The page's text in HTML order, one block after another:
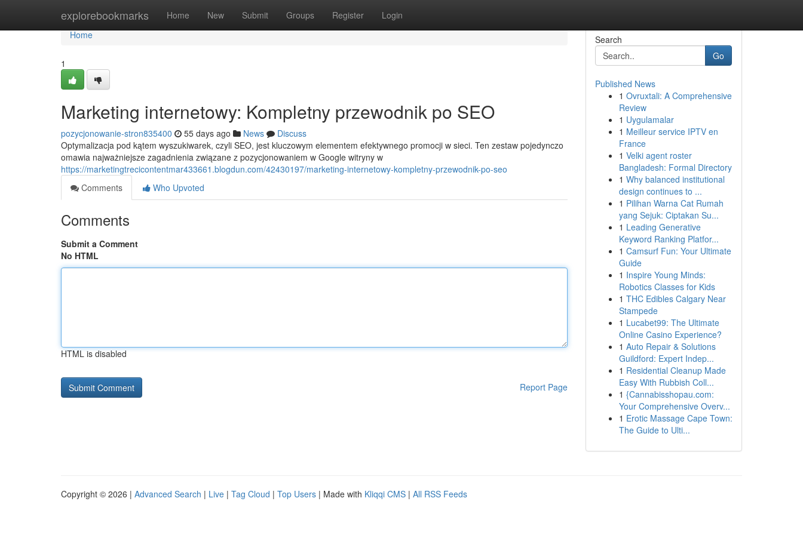
explorebookmarks Home New Submit Groups Register Login
Home
Home
1
Marketing internetowy: Kompletny przewodnik po SEO
pozycjonowanie-stron835400 55 days ago News
Discuss
Optymalizacja pod kątem wyszukiwarek, czyli SEO, jest kluczowym elementem efektywnego promocji w sieci. Ten zestaw pojedynczo
omawia najważniejsze zagadnienia związane z pozycjonowaniem w Google witryny w
https://marketingtrecicontentmar433661.blogdun.com/42430197/marketing-internetowy-kompletny-przewodnik-po-seo
Comments
Who Upvoted
Comments
Submit a Comment
No HTML
HTML is disabled
Report Page
Search
Go
Published News
1 Ovruxtali: A Comprehensive
Review
1 Uygulamalar
1 Meilleur service IPTV en
France
1 Velki agent roster
Bangladesh: Formal Directory
1 Why balanced institutional
design continues to ...
1 Pilihan Warna Cat Rumah
yang Sejuk: Ciptakan Su...
1 Leading Generative
Keyword Ranking Platfor...
1 Camsurf Fun: Your Ultimate
Guide
1 Inspire Young Minds:
Robotics Classes for Kids
1 THC Edibles Calgary Near
Stampede
1 Lucabet99: The Ultimate
Online Casino Experience?
1 Auto Repair & Solutions
Guildford: Expert Indep...
1 Residential Cleanup Made
Easy With Rubbish Coll...
1 {Cannabisshopau.com:
Your Comprehensive Overv...
1 Erotic Massage Cape Town:
The Guide to Ulti...
Copyright © 2026 | Advanced Search | Live | Tag Cloud | Top Users | Made with Kliqqi CMS | All RSS Feeds